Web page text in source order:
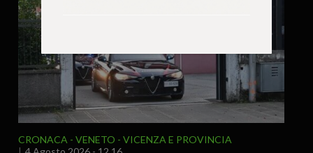
CRONACA VENETO
VICENZA E PROVINCIA